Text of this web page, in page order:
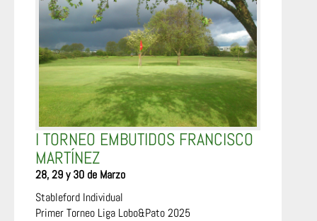
I TORNEO EMBUTIDOS FRANCISCO
MARTÍNEZ
28, 29 y 30 de Marzo
Stableford Individual
Primer Torneo Liga Lobo&Pato 2025